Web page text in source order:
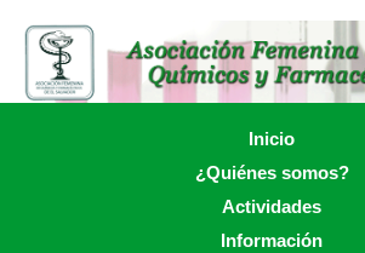
content
Inicio
¿Quiénes somos?
Actividades
Información